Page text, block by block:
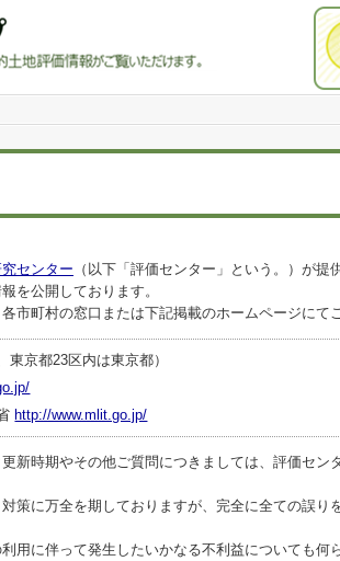
センター （以下「評価センター」という。）が
を公開しております。
市町村の窓口または下記掲載のホームページにて
京都23区内は東京都）
http://www.mlit.go.jp/
時期やその他ご質問につきましては、評価セン
策に万全を期しておりますが、完全に全ての誤り
に伴って発生したいかなる不利益についても何